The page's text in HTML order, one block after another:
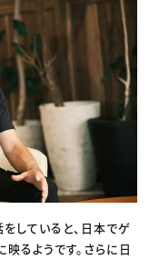
していると、日本でゲ
るようです。さらに日